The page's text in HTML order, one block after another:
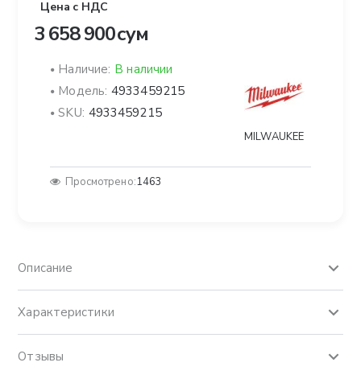
Цена с НДС
3 658 900 сум
Наличие: В наличии
Модель: 4933459215
SKU: 4933459215
MILWAUKEE
Просмотрено:1463
Описание
Характеристики
Отзывы